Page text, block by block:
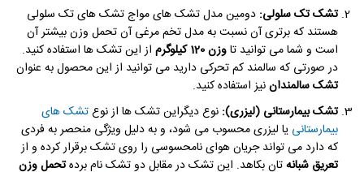
تشک تک سلولی: دومین مدل تشک های مواج تشک های تک سلولی
هستند که برتری آن نسبت به مدل تخم مرغی آن تحمل وزن بیشتر آن
است و شما می توانید تاوزن 120 کیلوگرم
از این تشک ها استفاده کنید.
در صورتی که سالمند کم تحرکی دارید می توانید از این محصول به عنوان
تشک سالمنداننیز استفاده کنید.
تشک بیمارستانی (لیزری): نوع دیگراین تشک ها از نوعتشک های
بیمارستانی یا لیزری محسوب می شود، و به دلیل ویژگی منحصر به فردی
که دارد می تواند جریان هوای نامحسوسی را روی تشک برقرار کرده و از
تعریق شبانهتان بکاهد. این تشک در مقابل دو تشک نام بردهتحمل وزن